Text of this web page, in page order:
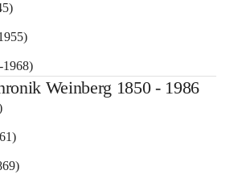
1968)
Weinberg 1850 - 1986